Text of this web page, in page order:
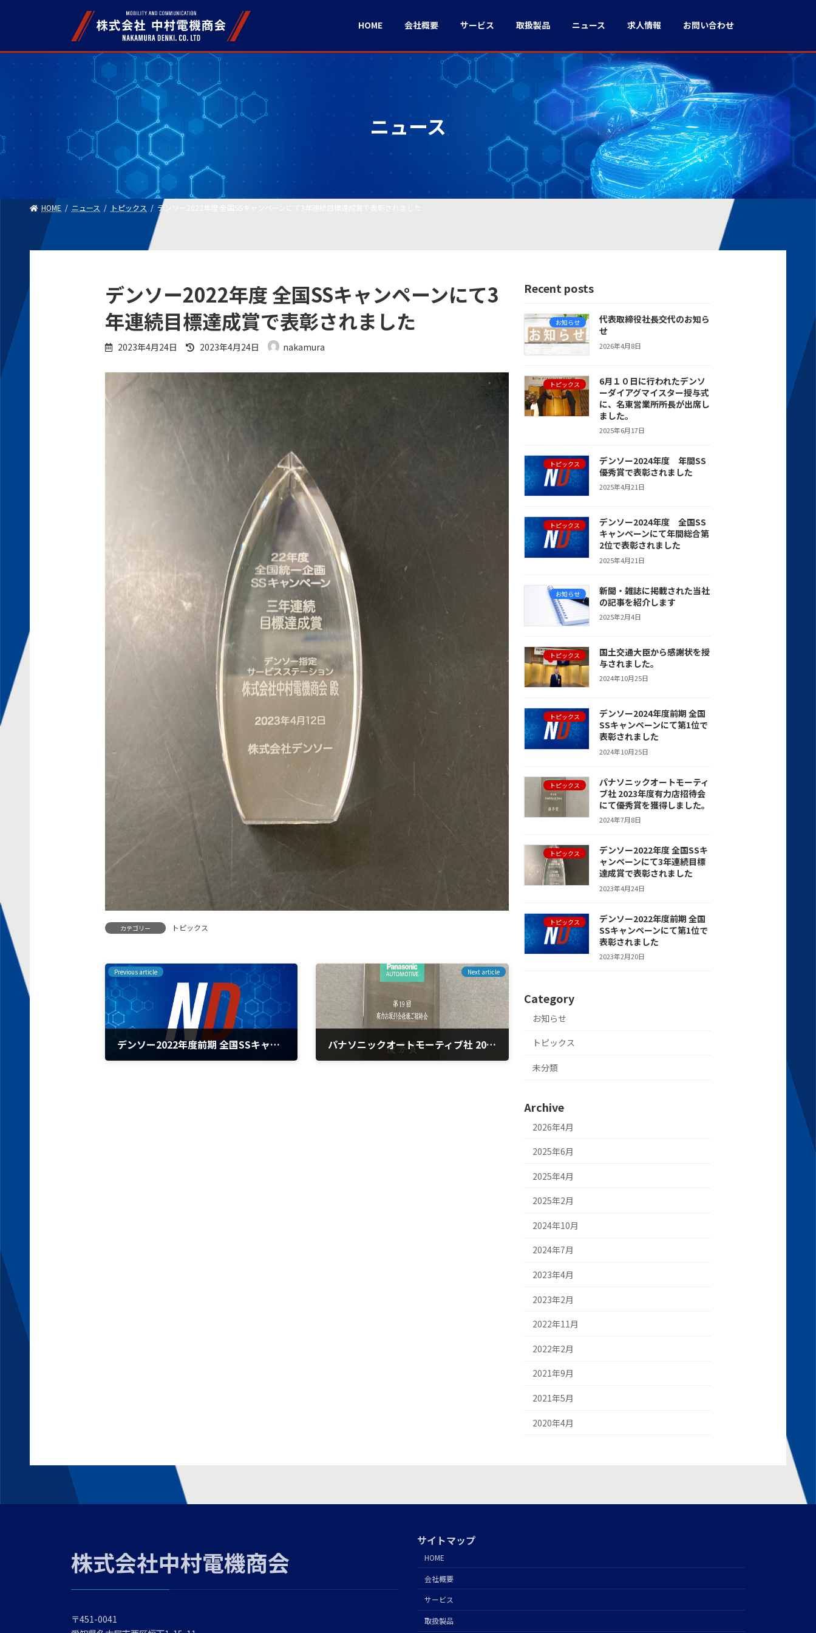
content
Navigation
HOME 会社概要 サービス 取扱製品 ニュース 求人情報 お問い合わせ
ニュース
HOME ニュース トピックス デンソー2022年度 全国SSキャンペーンにて3年連続目標達成賞で表彰されました
デンソー2022年度 全国SSキャンペーンにて3
年連続目標達成賞で表彰されました
2023年4月24日
Last
2023年4月24日 nakamura
カテゴリー トピックス
Previous article
デンソー2022年度前期 全国SSキャンペーンにて第1位で表彰されました
Next article
パナソニックオートモーティブ社 2023年度有力店招待会にて優秀賞を獲得しました。
Recent posts
お知らせ
代表取締役社長交代のお知ら
せ
2026年4月8日
トピックス
6月１０日に行われたデンソ
ーダイアグマイスター授与式
に、名東営業所所長が出席し
ました。
2025年6月17日
トピックス
デンソー2024年度 年間SS
優秀賞で表彰されました
2025年4月21日
トピックス
デンソー2024年度 全国SS
キャンペーンにて年間総合第
2位で表彰されました
2025年4月21日
お知らせ
新聞・雑誌に掲載された当社
の記事を紹介します
2025年2月4日
トピックス
国土交通大臣から感謝状を授
与されました。
2024年10月25日
トピックス
デンソー2024年度前期 全国
SSキャンペーンにて第1位で
表彰されました
2024年10月25日
トピックス
パナソニックオートモーティ
ブ社 2023年度有力店招待会
にて優秀賞を獲得しました。
2024年7月8日
トピックス
デンソー2022年度 全国SSキ
ャンペーンにて3年連続目標
達成賞で表彰されました
2023年4月24日
トピックス
デンソー2022年度前期 全国
SSキャンペーンにて第1位で
表彰されました
2023年2月20日
Category
お知らせ
トピックス
未分類
Archive
2026年4月
2025年6月
2025年4月
2025年2月
2024年10月
2024年7月
2023年4月
2023年2月
2022年11月
2022年2月
2021年9月
2021年5月
2020年4月
株式会社中村電機商会
〒451-0041
サイトマップ
HOME
会社概要
サービス
取扱製品